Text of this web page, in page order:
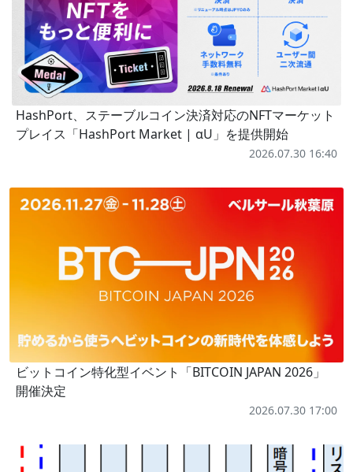
HashPort、ステーブルコイン決済対応のNFTマーケット
プレイス「HashPort Market | αU」を提供開始
2026.07.30 16:40
ビットコイン特化型イベント「BITCOIN JAPAN 2026」
開催決定
2026.07.30 17:00